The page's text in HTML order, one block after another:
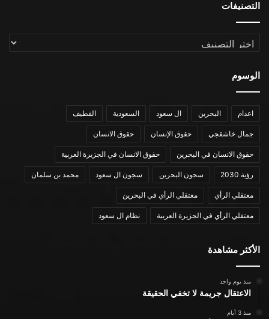
التصنيفات
التصنيفات
الوسوم
اعدام البحرين ال سعود السعودية القطيف
جمال خاشقجي حقوق الإنسان حقوق الانسان
حقوق الانسان في البحرين حقوق الانسان في الجزيرة العربية
رؤية 2030 سجون البحرين سجون ال سعود محمد بن سلمان
معتقلي الرأي معتقلي الرأي في البحرين
معتقلي الرأي في الجزيرة العربية نظام ال سعود
الأكثر مشاهدة
منذ يوم واحد
الاعتقال جريمة لا تخفي الحقيقة
منذ 3 أيام